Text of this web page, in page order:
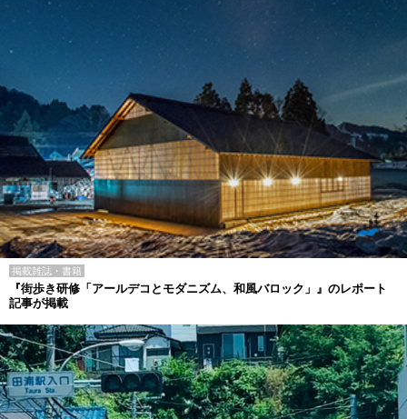
掲載雑誌・書籍
『街歩き研修「アールデコとモダニズム、和風バロック」』のレポート
記事が掲載